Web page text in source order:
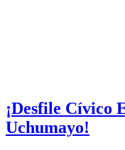
¡Desfile Cívico
Uchumayo!